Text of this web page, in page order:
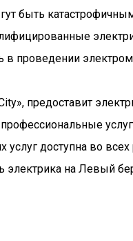
быть
в проведении
предоставит
услуг доступна во
электрика на Левый